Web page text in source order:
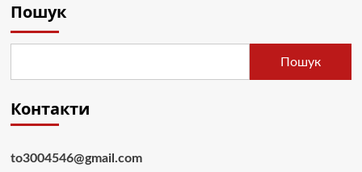
Пошук
Пошук
Контакти
to3004546@gmail.com